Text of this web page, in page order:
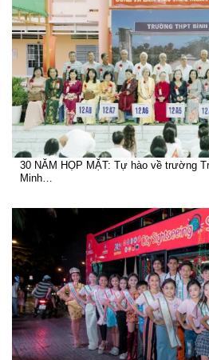
30 NĂM HỌP MẶT: Tự hào về trường
Minh…